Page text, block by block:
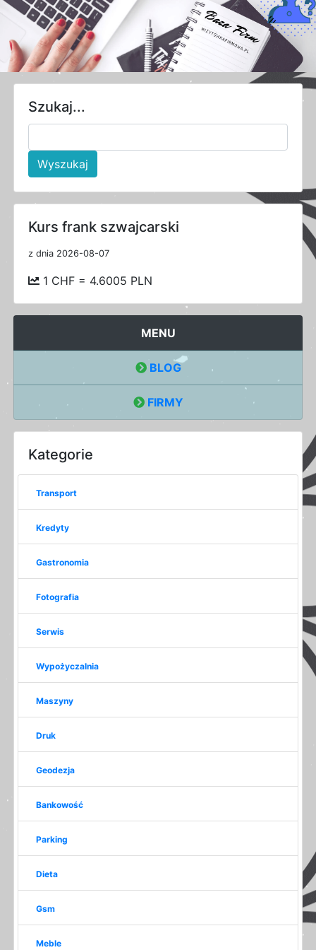
Szukaj...
Wyszukaj
Kurs frank szwajcarski
z dnia 2026-08-07
1 CHF = 4.6005 PLN
MENU
BLOG
FIRMY
Kategorie
Transport
Kredyty
Gastronomia
Fotografia
Serwis
Wypożyczalnia
Maszyny
Druk
Geodezja
Bankowość
Parking
Dieta
Gsm
Meble